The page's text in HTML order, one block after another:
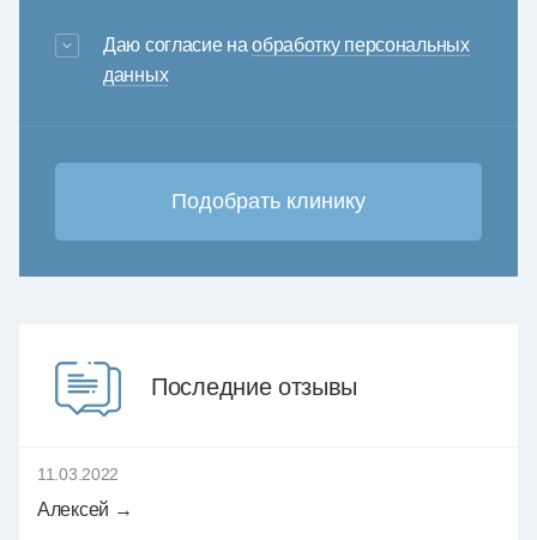
3+6=
Даю согласие наобработку персональных
данных
Последние отзывы
11.03.2022
Алексей →